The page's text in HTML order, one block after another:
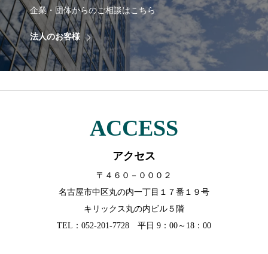
企業・団体からのご相談はこちら
法人のお客様
ACCESS
アクセス
〒４６０－０００２
名古屋市中区丸の内一丁目１７番１９号
キリックス丸の内ビル５階
TEL：052-201-7728 平日 9：00～18：00